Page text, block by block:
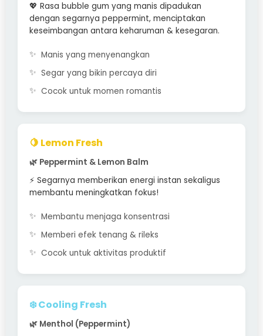
💖 Rasa bubble gum yang manis dipadukan
dengan segarnya peppermint, menciptakan
keseimbangan antara keharuman & kesegaran.
Manis yang menyenangkan
Segar yang bikin percaya diri
Cocok untuk momen romantis
🍋 Lemon Fresh
🌿 Peppermint & Lemon Balm
⚡ Segarnya memberikan energi instan sekaligus
membantu meningkatkan fokus!
Membantu menjaga konsentrasi
Memberi efek tenang & rileks
Cocok untuk aktivitas produktif
❄️ Cooling Fresh
🌿 Menthol (Peppermint)